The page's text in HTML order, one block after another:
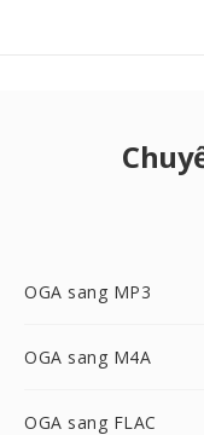
OGA sang MP3
OGA sang M4A
OGA sang FLAC